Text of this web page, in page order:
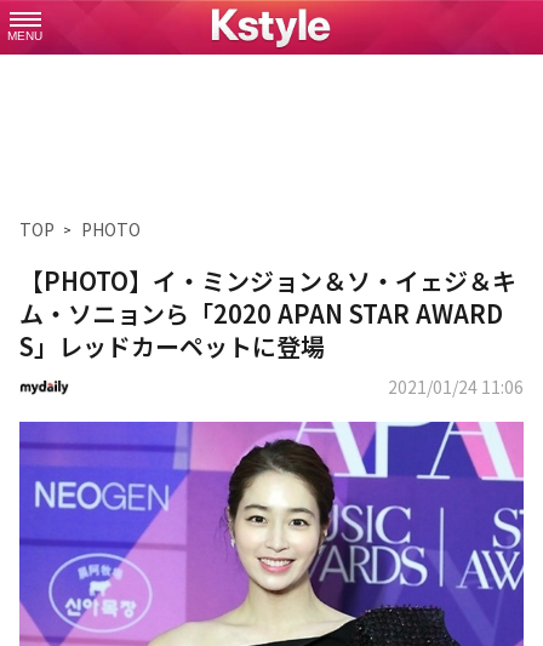
MENU
TOP PHOTO
【PHOTO】イ・ミンジョン＆ソ・イェジ＆キ
ム・ソニョンら「2020 APAN STAR AWARD
S」レッドカーペットに登場
2021/01/24 11:06